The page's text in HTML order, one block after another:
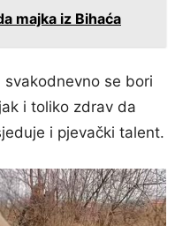
majka iz Bihaća
se bori
i toliko zdrav da
i pjevački talent.